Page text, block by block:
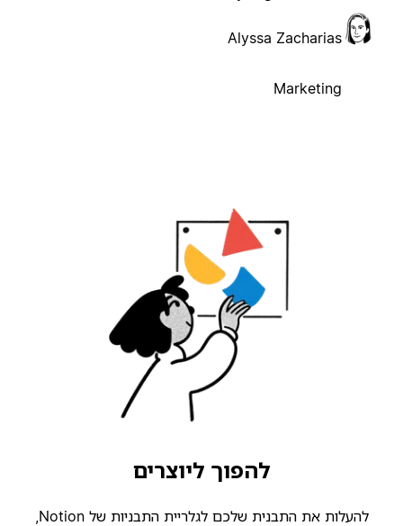
Alyssa Zacharias
Marketing
להפוך ליוצרים
להעלות את התבנית שלכם לגלריית התבניות של Notion,